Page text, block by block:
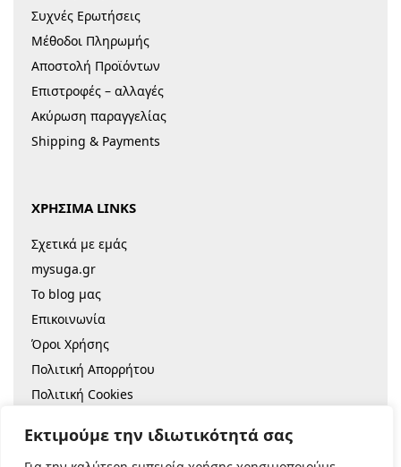
Εκτιμούμε την ιδιωτικότητά σας
Συχνές Ερωτήσεις
Μέθοδοι Πληρωμής
Αποστολή Προϊόντων
Επιστροφές – αλλαγές
Ακύρωση παραγγελίας
Shipping & Payments
ΧΡΗΣΙΜΑ LINKS
Σχετικά με εμάς
mysuga.gr
Το blog μας
Επικοινωνία
Όροι Χρήσης
Πολιτική Απορρήτου
Πολιτική Cookies